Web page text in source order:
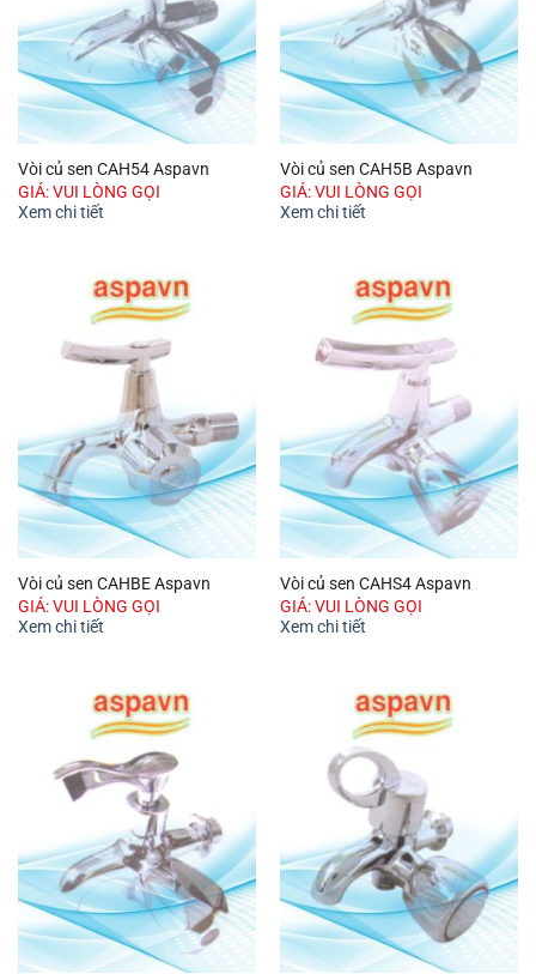
Vòi củ sen CAH54 Aspavn
GIÁ: VUI LÒNG GỌI
Xem chi tiết
Vòi củ sen CAH5B Aspavn
GIÁ: VUI LÒNG GỌI
Xem chi tiết
Vòi củ sen CAHBE Aspavn
GIÁ: VUI LÒNG GỌI
Xem chi tiết
Vòi củ sen CAHS4 Aspavn
GIÁ: VUI LÒNG GỌI
Xem chi tiết